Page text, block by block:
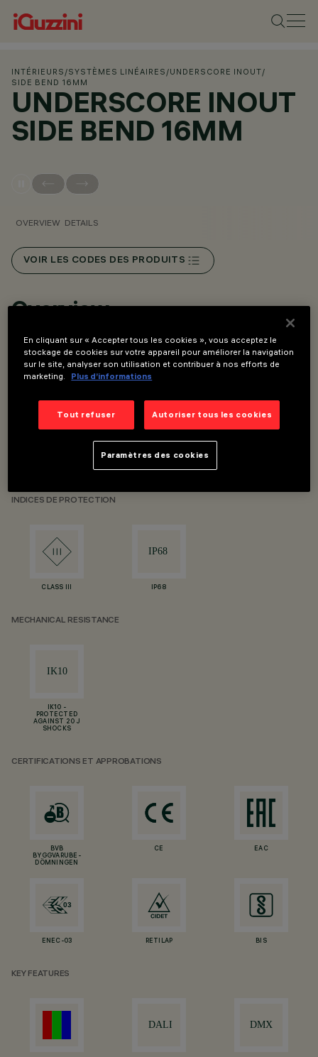
INTÉRIEURS /SYSTÈMES LINÉAIRES /UNDERSCORE INOUT/
SIDE BEND 16MM
UNDERSCORE INOUT
SIDE BEND 16MM
OVERVIEW DETAILS
VOIR LES CODES DES PRODUITS
Overview
Dimensions de 254 mm à 7004 mm. 21 combinaisons
possibles.
Installation avec profil (lignes droites) ou avec des clips
(lignes courbes)
Interface DALI et DMX
INDICES DE PROTECTION
CLASS III IP68
MECHANICAL RESISTANCE
IK10 -
PROTECTED
AGAINST 20 J
SHOCKS
CERTIFICATIONS ET APPROBATIONS
BVB
BYGGVARUBE-
DÖMNINGEN
CE EAC
ENEC-03 RETILAP BIS
KEY FEATURES
En cliquant sur « Accepter tous les cookies », vous acceptez le
stockage de cookies sur votre appareil pour améliorer la navigation
sur le site, analyser son utilisation et contribuer à nos efforts de
marketing.
Plus d’informations
Tout refuser Autoriser tous les cookies
Paramètres des cookies